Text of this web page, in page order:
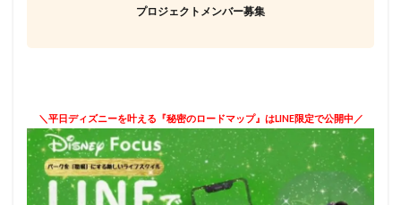
プロジェクトメンバー募集
＼平日ディズニーを叶える『秘密のロードマップ』はLINE限定で公開中／